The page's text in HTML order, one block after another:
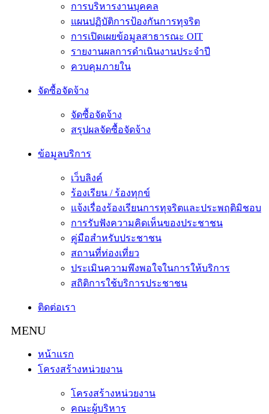
การบริหารงานบุคคล
แผนปฏิบัติการป้องกันการทุจริต
การเปิดเผยข้อมูลสาธารณะ OIT
รายงานผลการดำเนินงานประจำปี
ควบคุมภายใน
จัดซื้อจัดจ้าง
จัดซื้อจัดจ้าง
สรุปผลจัดซื้อจัดจ้าง
ข้อมูลบริการ
เว็บลิงค์
ร้องเรียน / ร้องทุกข์
แจ้งเรื่องร้องเรียนการทุจริตและประพฤติมิชอบ
การรับฟังความคิดเห็นของประชาชน
คู่มือสำหรับประชาชน
สถานที่ท่องเที่ยว
ประเมินความพึงพอใจในการให้บริการ
สถิติการใช้บริการประชาชน
ติดต่อเรา
หน้าแรก
โครงสร้างหน่วยงาน
โครงสร้างหน่วยงาน
คณะผู้บริหาร